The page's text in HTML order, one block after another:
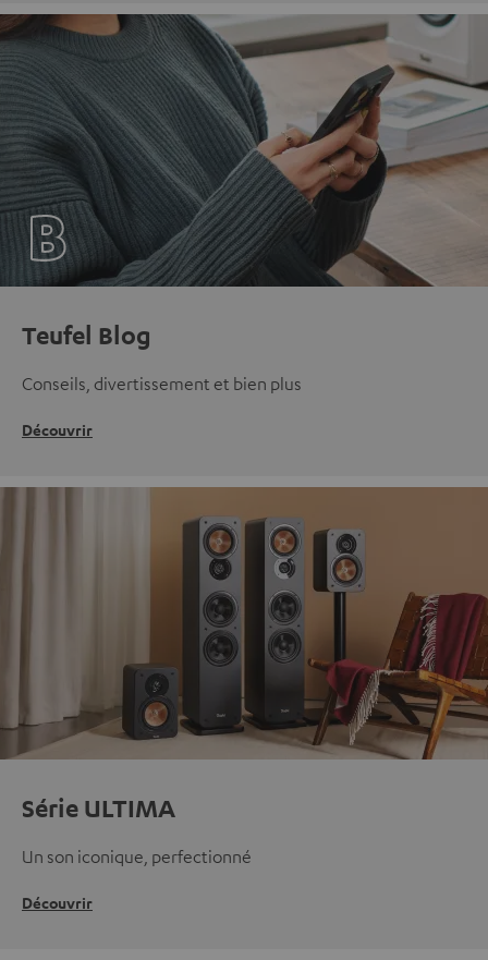
Teufel Blog
Conseils, divertissement et bien plus
Découvrir
Série ULTIMA
Un son iconique, perfectionné
Découvrir